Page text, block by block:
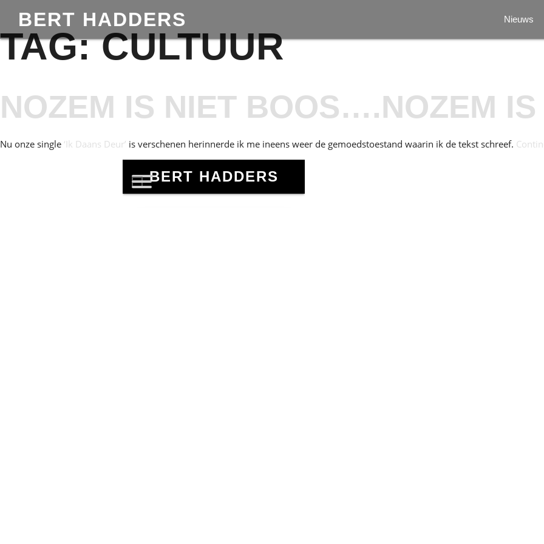
BERT HADDERS Nieuws
TAG:CULTUUR
NOZEM IS NIET BOOS….NOZEM
Nu onze single ‘Ik Daans Deur’ is verschenen herinnerde ik me ineens weer de gemoedstoestand waarin ik de tekst schreef.